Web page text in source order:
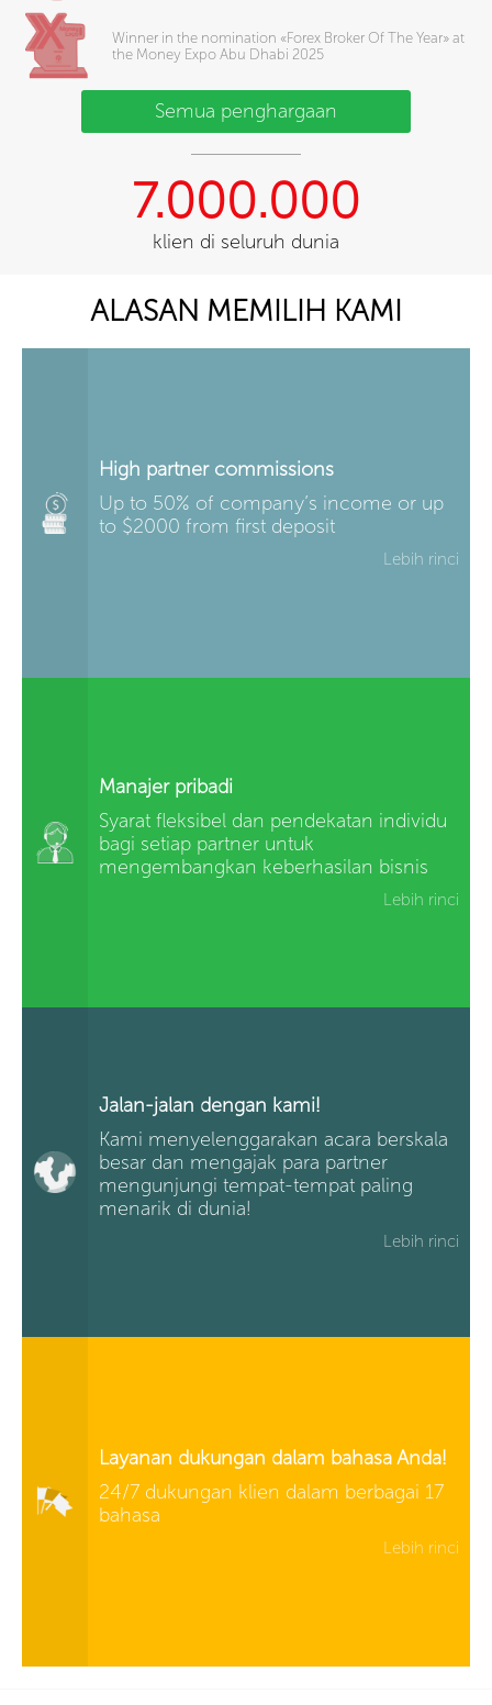
Winner in the nomination «Forex Broker Of The Year» at
the Money Expo Abu Dhabi 2025
Semua penghargaan
7.000.000
klien di seluruh dunia
ALASAN MEMILIH KAMI
High partner commissions
Up to 50% of company’s income or up
to $2000 from first deposit
Lebih rinci
Manajer pribadi
Syarat fleksibel dan pendekatan individu
bagi setiap partner untuk
mengembangkan keberhasilan bisnis
Lebih rinci
Jalan-jalan dengan kami!
Kami menyelenggarakan acara berskala
besar dan mengajak para partner
mengunjungi tempat-tempat paling
menarik di dunia!
Lebih rinci
Layanan dukungan dalam bahasa Anda!
24/7 dukungan klien dalam berbagai 17
bahasa
Lebih rinci